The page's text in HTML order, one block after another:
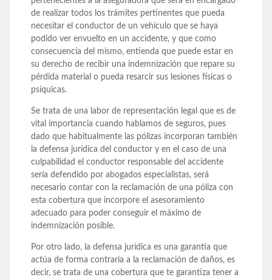
de realizar todos los trámites pertinentes que pueda
necesitar el conductor de un vehículo que se haya
podido ver envuelto en un accidente, y que como
consecuencia del mismo, entienda que puede estar en
su derecho de recibir una indemnización que repare su
pérdida material o pueda resarcir sus lesiones físicas o
psíquicas.
Se trata de una labor de representación legal que es de
vital importancia cuando hablamos de seguros, pues
dado que habitualmente las pólizas incorporan también
la defensa jurídica del conductor y en el caso de una
culpabilidad el conductor responsable del accidente
sería defendido por abogados especialistas, será
necesario contar con la reclamación de una póliza con
esta cobertura que incorpore el asesoramiento
adecuado para poder conseguir el máximo de
indemnización posible.
Por otro lado, la defensa jurídica es una garantía que
actúa de forma contraria a la reclamación de daños, es
decir, se trata de una cobertura que te garantiza tener a